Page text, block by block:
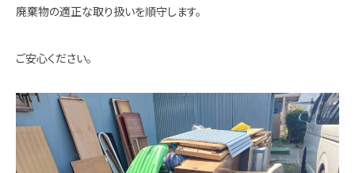
廃棄物の適正な取り扱いを順守します。
ご安心ください。